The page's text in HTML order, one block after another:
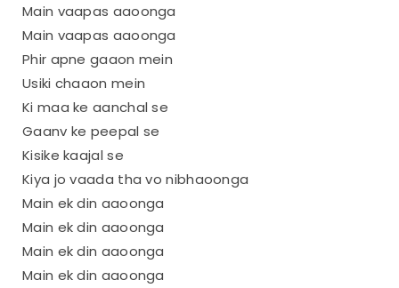
Main vaapas aaoonga
Main vaapas aaoonga
Phir apne gaaon mein
Usiki chaaon mein
Ki maa ke aanchal se
Gaanv ke peepal se
Kisike kaajal se
Kiya jo vaada tha vo nibhaoonga
Main ek din aaoonga
Main ek din aaoonga
Main ek din aaoonga
Main ek din aaoonga